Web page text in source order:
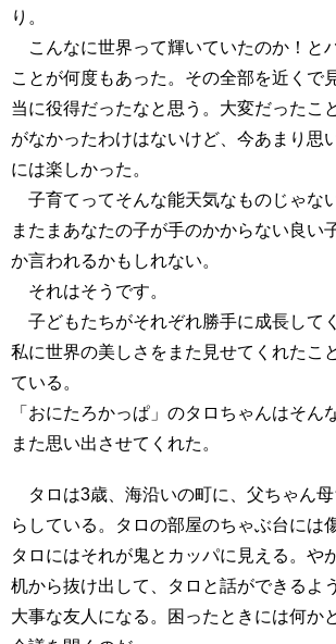
り。
こんなに世界って輝いていたのか！と
ことが何度もあった。その全部を近くで
当に役得だったなと思う。大変だったこ
がなかったわけはないけど、今あまり思
には楽しかった。
子育てってそんな能天気なものじゃな
またまあなたの子が手のかからない良い
か言われるかもしれない。
それはそうです。
子どもたちがそれぞれ勝手に成長して
私に世界の美しさをまた見せてくれたこ
ている。
「おにたろかっぱ」のタロちゃんはそん
また思い出させてくれた。
タロは3歳、海沿いの町に、父ちゃん
らしている。タロの部屋のちゃぶ台には
タロにはそれが鬼とカッパに見える。や
机から抜け出して、タロと話ができるよ
大事な友人になる。困ったときには何か